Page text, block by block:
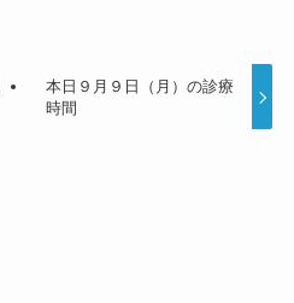
本日９月９日（月）の診療
時間